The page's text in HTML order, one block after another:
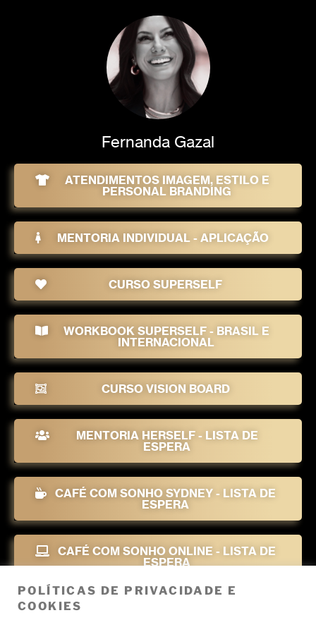
Fernanda Gazal
ATENDIMENTOS IMAGEM, ESTILO E
PERSONAL BRANDING
MENTORIA INDIVIDUAL - APLICAÇÃO
CURSO SUPERSELF
WORKBOOK SUPERSELF - BRASIL E
INTERNACIONAL
CURSO VISION BOARD
MENTORIA HERSELF - LISTA DE
ESPERA
CAFÉ COM SONHO SYDNEY - LISTA DE
ESPERA
CAFÉ COM SONHO ONLINE - LISTA DE
ESPERA
POLÍTICAS DE PRIVACIDADE E
COOKIES